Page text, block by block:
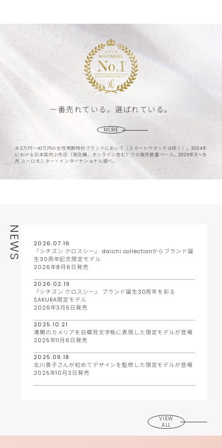
一番売れている。選ばれている。
MORE
※3万円〜10万円の女性用腕時計ブランドにおいて（スマートウオッチは除く）。2024年
における日本国内小売店（実店舗、オンライン含む）での販売数量ベース。2025年3〜5
月 ユーロモニター・インターナショナル調べ。
NEWS
2026.07.16
『シチズン クロスシー』 daichi collectionからブランド誕
生30周年記念限定モデル
2026年8月6日発売
2026.02.19
『シチズン クロスシー』 ブランド誕生30周年を彩る
SAKURA限定モデル
2026年3月5日発売
2025.10.21
満開のカメリアを白蝶貝文字板に表現した限定モデルが登場
2025年11月6日発売
2025.09.18
北川景子さんが初めてデザインを監修した限定モデルが登場
2025年10月3日発売
VIEW
ALL